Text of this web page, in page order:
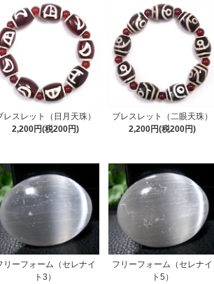
レスレット（日月天珠）
2,200円(税200円)
ブレスレット（二眼天珠）
2,200円(税200円)
リーフォーム（セレナイ
ト3）
フリーフォーム（セレナイ
ト5）